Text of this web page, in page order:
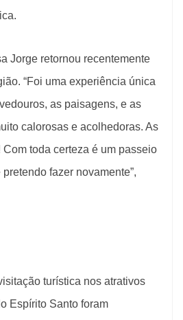
Jorge retornou recentemente
“Foi uma experiência única
as paisagens, e as
calorosas e acolhedoras. As
Com toda certeza é um passeio
fazer novamente”,
turística nos atrativos
Espírito Santo foram